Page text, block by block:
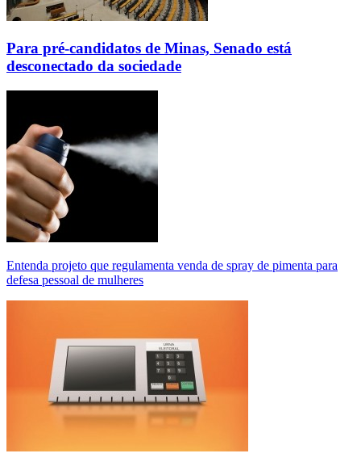
Para pré-candidatos de Minas, Senado está
desconectado da sociedade
Entenda projeto que regulamenta venda de spray de pimenta para
defesa pessoal de mulheres